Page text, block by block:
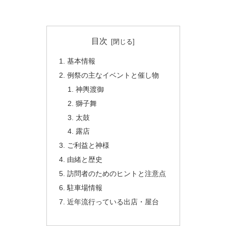
目次
基本情報
例祭の主なイベントと催し物
神輿渡御
獅子舞
太鼓
露店
ご利益と神様
由緒と歴史
訪問者のためのヒントと注意点
駐車場情報
近年流行っている出店・屋台